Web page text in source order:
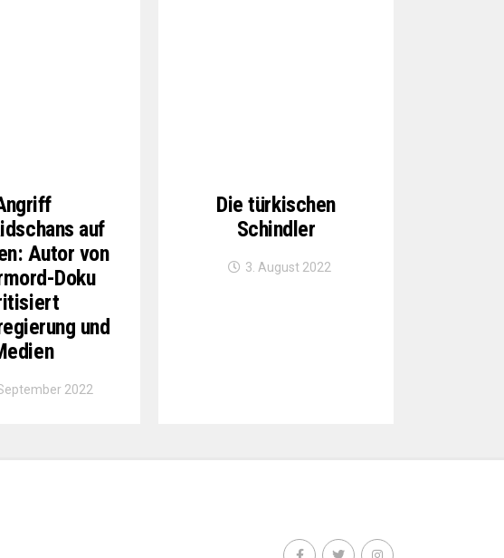
auf
Autor von
Doku
und
2022
Die türkischen
Schindler
3. August 2022